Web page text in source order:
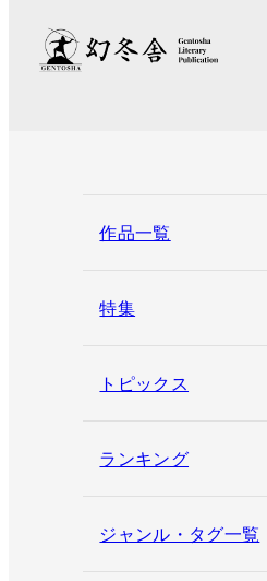
作品一覧
特集
トピックス
ランキング
ジャンル・タグ一覧